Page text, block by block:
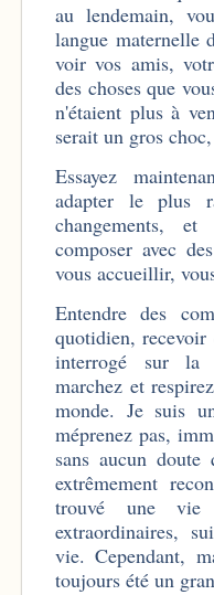
au lendemain,
langue maternelle
voir vos amis,
des choses que
n'étaient plus à
serait un gros
Essayez
adapter le plus
changements,
composer avec
vous accueillir,
Entendre des
quotidien, recevoir
interrogé sur la
marchez et
monde. Je suis
méprenez pas,
sans aucun
extrêmement
trouvé une vie
extraordinaires,
vie. Cependant,
toujours été un